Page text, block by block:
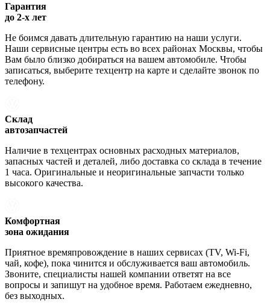
Гарантия
до 2-х лет
Не боимся давать длительную гарантию на наши услуги.
Наши сервисные центры есть во всех районах Москвы, чтобы
Вам было близко добираться на вашем автомобиле. Чтобы
записаться, выберите техцентр на карте и сделайте звонок по
телефону.
Склад
автозапчастей
Наличие в техцентрах основных расходных материалов,
запасных частей и деталей, либо доставка со склада в течение
1 часа. Оригинальные и неоригинальные запчасти только
высокого качества.
Комфортная
зона ожидания
Приятное времяпровождение в наших сервисах (TV, Wi-Fi,
чай, кофе), пока чинится и обслуживается ваш автомобиль.
Звоните, специалисты нашей компании ответят на все
вопросы и запишут на удобное время. Работаем ежедневно,
без выходных.